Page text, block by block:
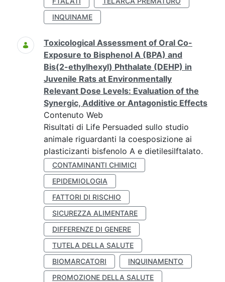
INQUINAME
Toxicological Assessment of Oral Co-
Exposure to Bisphenol A (BPA) and
Bis(2-ethylhexyl) Phthalate (DEHP) in
Juvenile Rats at Environmentally
Relevant Dose Levels: Evaluation of the
Synergic, Additive or Antagonistic Effects
Contenuto Web
Risultati di Life Persuaded sullo studio
animale riguardanti la coesposizione ai
plasticizanti bisfenolo A e dietilesilftalato.
CONTAMINANTI CHIMICI
EPIDEMIOLOGIA
FATTORI DI RISCHIO
SICUREZZA ALIMENTARE
DIFFERENZE DI GENERE
TUTELA DELLA SALUTE
BIOMARCATORI
INQUINAMENTO
PROMOZIONE DELLA SALUTE